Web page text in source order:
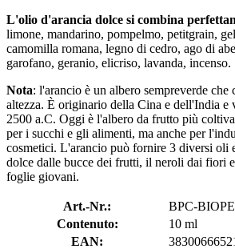
L'olio d'arancia dolce si combina
limone, mandarino, pompelmo, petitgrain,
camomilla romana, legno di cedro, ago di
garofano, geranio, elicriso, lavanda, incenso.
Nota: l'arancio è un albero sempreverde che
altezza. È originario della Cina e dell'India e
2500 a.C. Oggi è l'albero da frutto più
per i succhi e gli alimenti, ma anche per
cosmetici. L'arancio può fornire 3 diversi oli
dolce dalle bucce dei frutti, il neroli dai fiori
foglie giovani.
Art.-Nr.:
BPC-
Contenuto:
10 ml
EAN: